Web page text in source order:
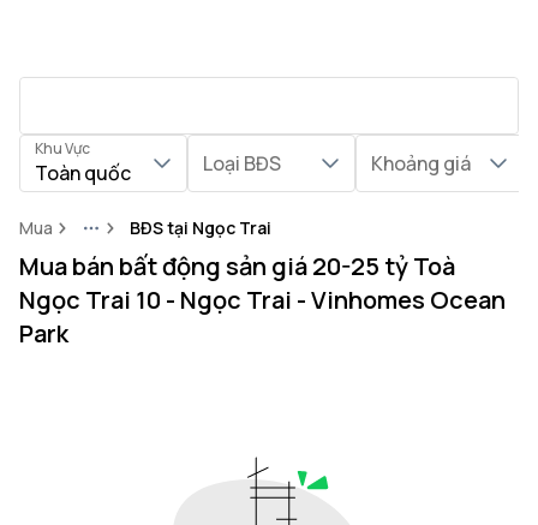
Khu Vực
Toàn quốc Loại BĐS Khoảng giá
Mua MoreBĐS tại Ngọc Trai
Mua bán bất động sản giá 20-25 tỷ Toà
Ngọc Trai 10 - Ngọc Trai - Vinhomes Ocean
Park